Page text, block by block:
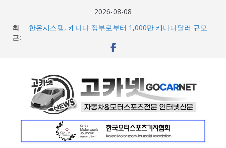
2026-08-08
최
근:
한온시스템, 캐나다 정부로부터 1,000만 캐나다달러 규모
넥센타이어 주최 ‘2026 스피드웨이 모터 페스티벌’ 3R 나이
작 비하인드 영상 공개
벤틀리, 첫 순수 전기 어반 럭셔리 SUV 토르칼 탑재될 ‘큐레
이션 엔진’ 공개
마일레, 코너링 쏠림·하체 소음 잡는 ‘스테빌라이저 링크’ 정
비 솔루션 제안